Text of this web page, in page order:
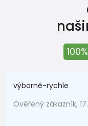
od 139 Kč
Skladem
veselé ponožky FUNNY
od 139 Kč
100%
výborně-rychle
Ověřený zákazník,